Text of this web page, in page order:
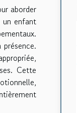
aborder
un enfant
Cette